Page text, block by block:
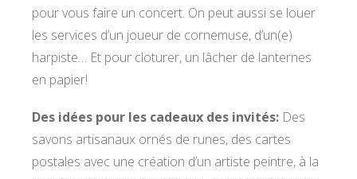
pour vous faire un concert. On peut aussi se louer
les services d’un joueur de cornemuse, d’un(e)
harpiste… Et pour cloturer, un lâcher de lanternes
en papier!
Des idées pour les cadeaux des invités: Des
savons artisanaux ornés de runes, des cartes
postales avec une création d’un artiste peintre, à la